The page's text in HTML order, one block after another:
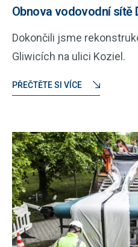
Obnova vodovodní sítě
Dokončili jsme
Gliwicích na ulici Koziel.
PŘEČTĚTE SI VÍCE